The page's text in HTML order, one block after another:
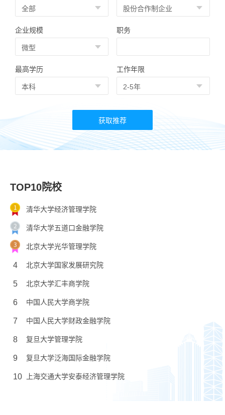
企业规模 职务
最高学历 工作年限
TOP10院校
清华大学经济管理学院
清华大学五道口金融学院
北京大学光华管理学院
4 北京大学国家发展研究院
5 北京大学汇丰商学院
6 中国人民大学商学院
7 中国人民大学财政金融学院
8 复旦大学管理学院
9 复旦大学泛海国际金融学院
10 上海交通大学安泰经济管理学院